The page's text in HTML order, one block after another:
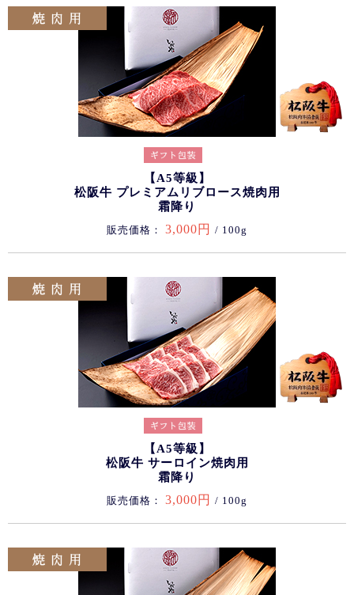
【A5等級】
松阪牛 プレミアムリブロース焼肉用
霜降り
販売価格： 3,000円 / 100g
【A5等級】
松阪牛 サーロイン焼肉用
霜降り
販売価格： 3,000円 / 100g